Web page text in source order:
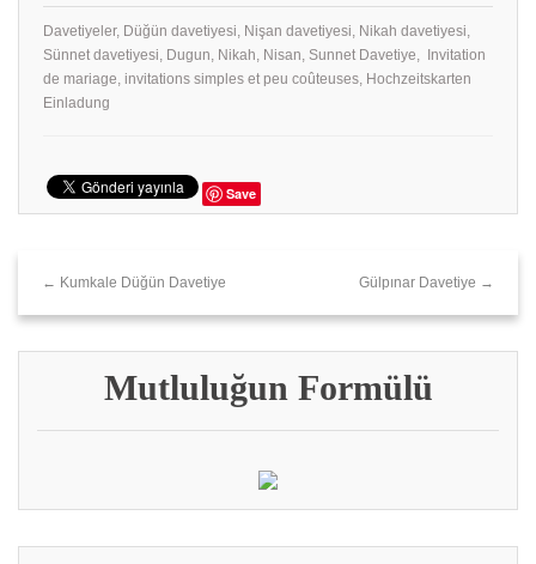
Davetiyeler, Düğün davetiyesi, Nişan davetiyesi, Nikah davetiyesi,
Sünnet davetiyesi, Dugun, Nikah, Nisan, Sunnet Davetiye, Invitation
de mariage, invitations simples et peu coûteuses, Hochzeitskarten
Einladung
Save
← Kumkale Düğün Davetiye Gülpınar Davetiye →
Mutluluğun Formülü